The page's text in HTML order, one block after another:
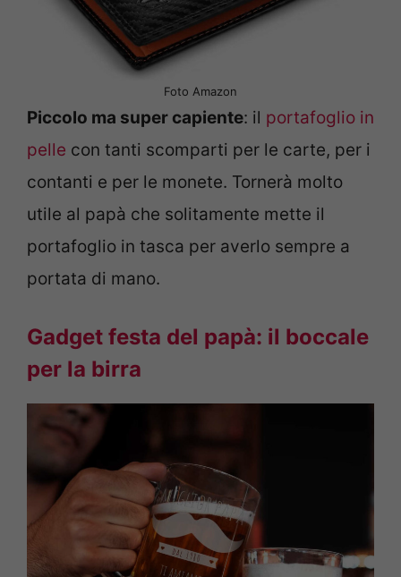
Foto Amazon
Piccolo ma super capiente: il portafoglio in
pelle con tanti scomparti per le carte, per i
contanti e per le monete. Tornerà molto
utile al papà che solitamente mette il
portafoglio in tasca per averlo sempre a
portata di mano.
Gadget festa del papà: il boccale
per la birra